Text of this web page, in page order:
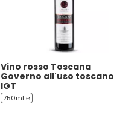
Vino rosso Toscana
Governo all'uso toscano
IGT
750ml ℮